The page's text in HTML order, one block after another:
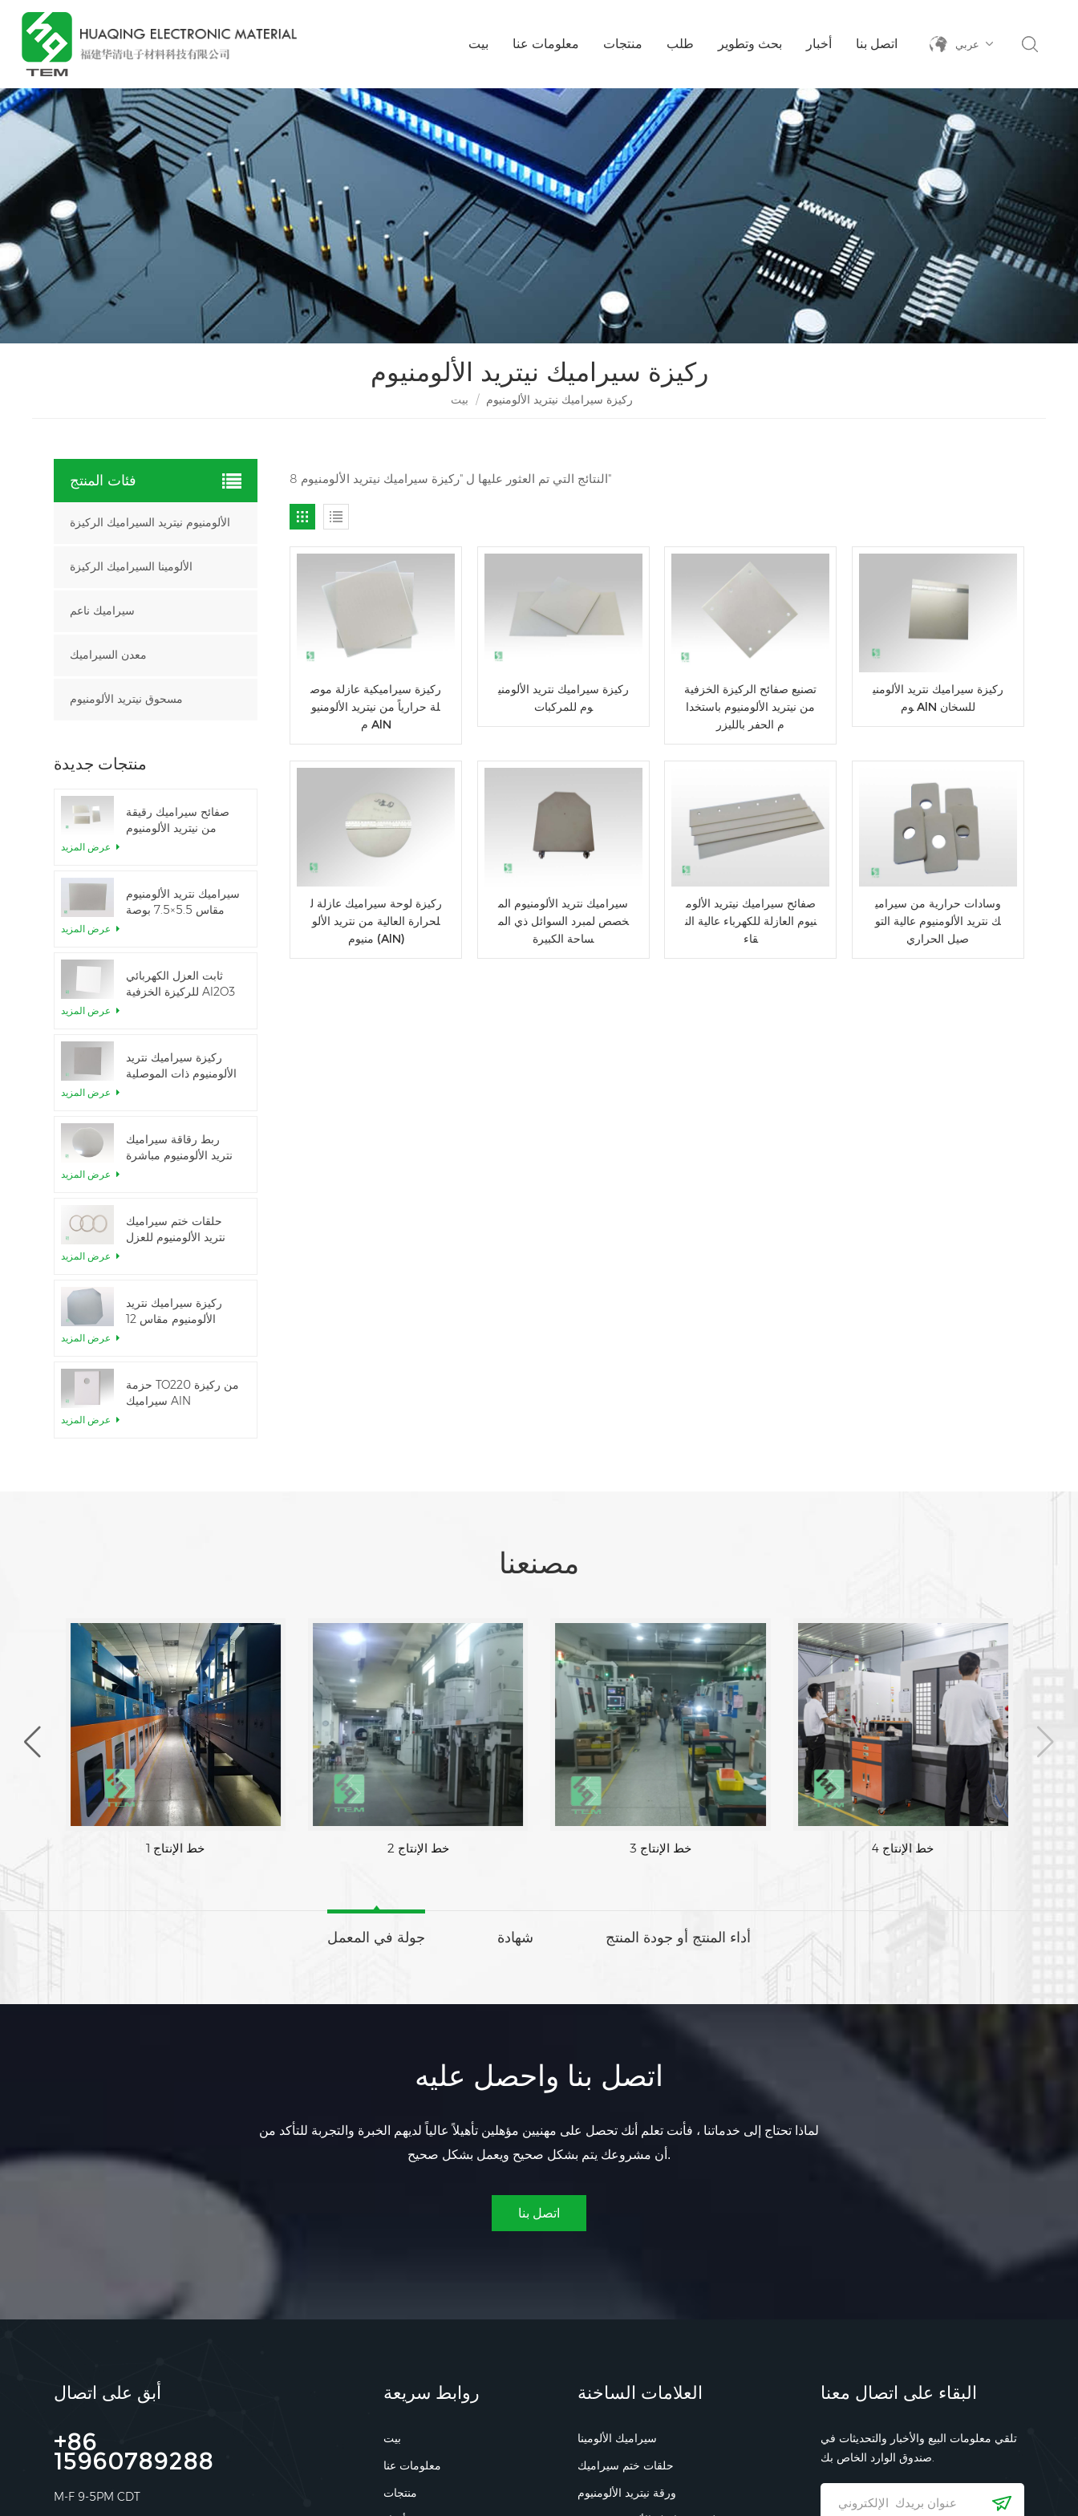
بيت معلومات عنا منتجات طلب بحث وتطوير أخبار اتصل بنا عربي
ركيزة سيراميك نيتريد الألومنيوم
بيت / ركيزة سيراميك نيتريد الألومنيوم
8 النتائج التي تم العثور عليها ل "ركيزة سيراميك نيتريد الألومنيوم"
ركيزة سيراميكية عازلة موص
لة حرارياً من نيتريد الألومنيو
م AlN
ركيزة سيراميك نتريد الألومني
وم للمركبات
تصنيع صفائح الركيزة الخزفية
من نيتريد الألومنيوم باستخدا
م الحفر بالليزر
ركيزة سيراميك نتريد الألومني
وم AlN للسخان
ركيزة لوحة سيراميك عازلة ل
لحرارة العالية من نتريد الألو
منيوم (AlN)
سيراميك نتريد الألومنيوم الم
خصص لمبرد السوائل ذي الم
ساحة الكبيرة
صفائح سيراميك نيتريد الألوم
نيوم العازلة للكهرباء عالية الن
قاء
وسادات حرارية من سيرامي
ك نتريد الألومنيوم عالية التو
صيل الحراري
فئات المنتج
الألومنيوم نيتريد السيراميك الركيزة
الألومينا السيراميك الركيزة
سيراميك ناعم
معدن السيراميك
مسحوق نيتريد الألومنيوم
منتجات جديدة
صفائح سيراميك رقيقة
من نيتريد الألومنيوم
سيراميك نتريد الألومنيوم
مقاس 5.5×7.5 بوصة
ثابت العزل الكهربائي
للركيزة الخزفية Al2O3
ركيزة سيراميك نتريد
الألومنيوم ذات الموصلية
ربط رقاقة سيراميك
نتريد الألومنيوم مباشرة
حلقات ختم سيراميك
نتريد الألومنيوم للعزل
ركيزة سيراميك نتريد
الألومنيوم مقاس 12
حزمة TO220 من ركيزة
سيراميك AlN
مصنعنا
خط الإنتاج 1 خط الإنتاج 2 خط الإنتاج 3 خط الإنتاج 4
جولة في المعمل شهادة أداء المنتج أو جودة المنتج
اتصل بنا واحصل عليه
لماذا تحتاج إلى خدماتنا ، فأنت تعلم أنك تحصل على مهنيين مؤهلين تأهيلاً عالياً لديهم الخبرة والتجربة للتأكد من
أن مشروعك يتم بشكل صحيح ويعمل بشكل صحيح.
اتصل بنا
أبق على اتصال
+86
15960789288
M-F 9-5PM CDT
روابط سريعة
بيت
معلومات عنا
منتجات
العلامات الساخنة
سيراميك الألومينا
حلقات ختم سيراميك
ورقة نيتريد الألومنيوم
البقاء على اتصال معنا
تلقي معلومات البيع والأخبار والتحديثات في
صندوق الوارد الخاص بك.